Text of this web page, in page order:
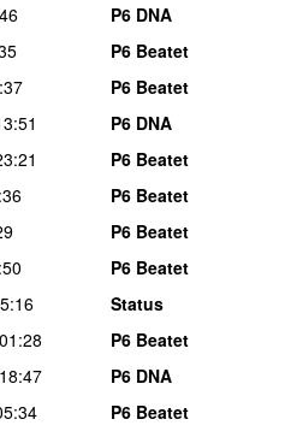
P6 DNA
P6 Beatet
P6 Beatet
P6 DNA
P6 Beatet
P6 Beatet
P6 Beatet
P6 Beatet
Status
01:28
P6 Beatet
18:47
P6 DNA
P6 Beatet